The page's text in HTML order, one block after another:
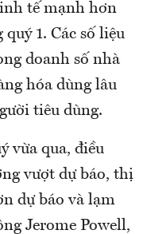
tế mạnh hơn
1. Các số liệu
doanh số nhà
hóa dùng lâu
tiêu dùng.
vừa qua, điều
vượt dự báo, thị
dự báo và lạm
Jerome Powell,